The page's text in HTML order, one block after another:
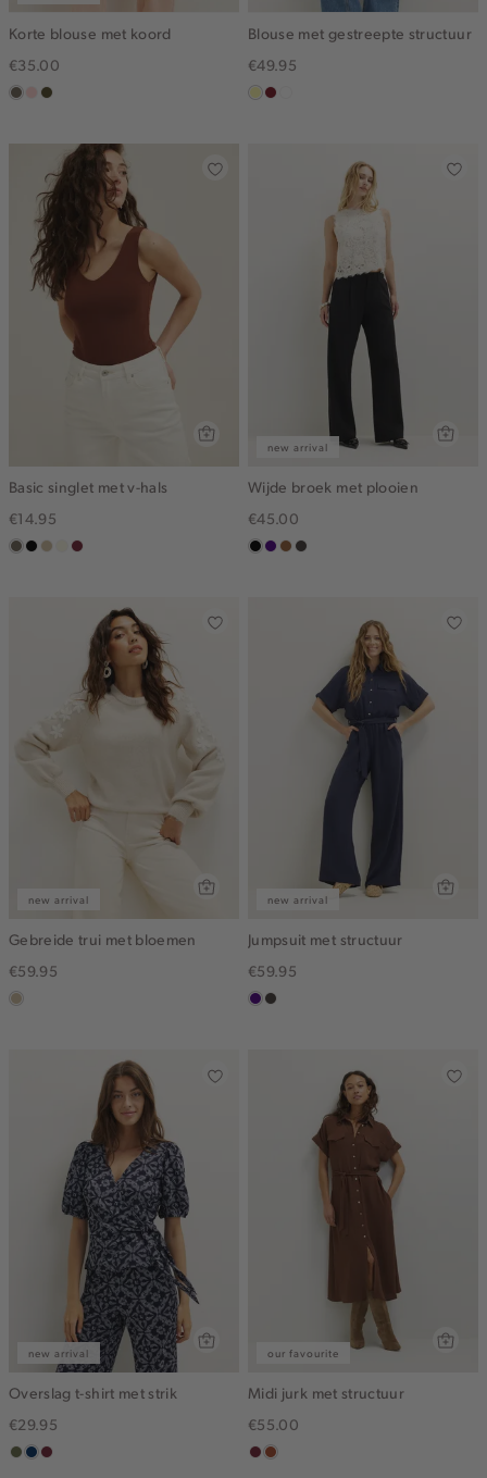
Korte blouse met koord
€35.00
middenbruin
pinkgroen,
midden
Blouse met gestreepte structuur
€49.95
lichtgeel
rood,
Basic singlet met v-hals
€14.95
middenbruin
zwartlichtzand
wit,bordeaux
new arrival
Wijde broek met plooien
€45.00
zwart
indigo
deepmocca
choco
new arrival
Gebreide trui met bloemen
€59.95
lichtzand
new arrival
Jumpsuit met structuur
€59.95
indigochoco
new arrival
Overslag t-shirt met strik
€29.95
groen,
donkerblauw
brique
our favourite
Midi jurk met structuur
€55.00
bordeaux
bruin